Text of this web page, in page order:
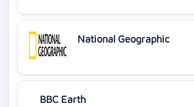
National Geographic
BBC Earth